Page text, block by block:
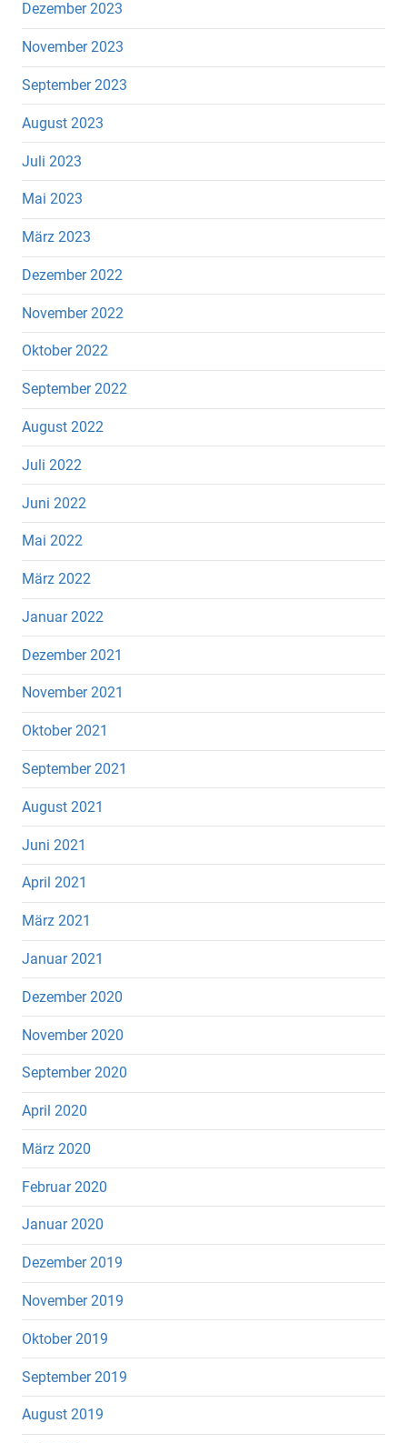
Dezember 2023
November 2023
September 2023
August 2023
Juli 2023
Mai 2023
März 2023
Dezember 2022
November 2022
Oktober 2022
September 2022
August 2022
Juli 2022
Juni 2022
Mai 2022
März 2022
Januar 2022
Dezember 2021
November 2021
Oktober 2021
September 2021
August 2021
Juni 2021
April 2021
März 2021
Januar 2021
Dezember 2020
November 2020
September 2020
April 2020
März 2020
Februar 2020
Januar 2020
Dezember 2019
November 2019
Oktober 2019
September 2019
August 2019